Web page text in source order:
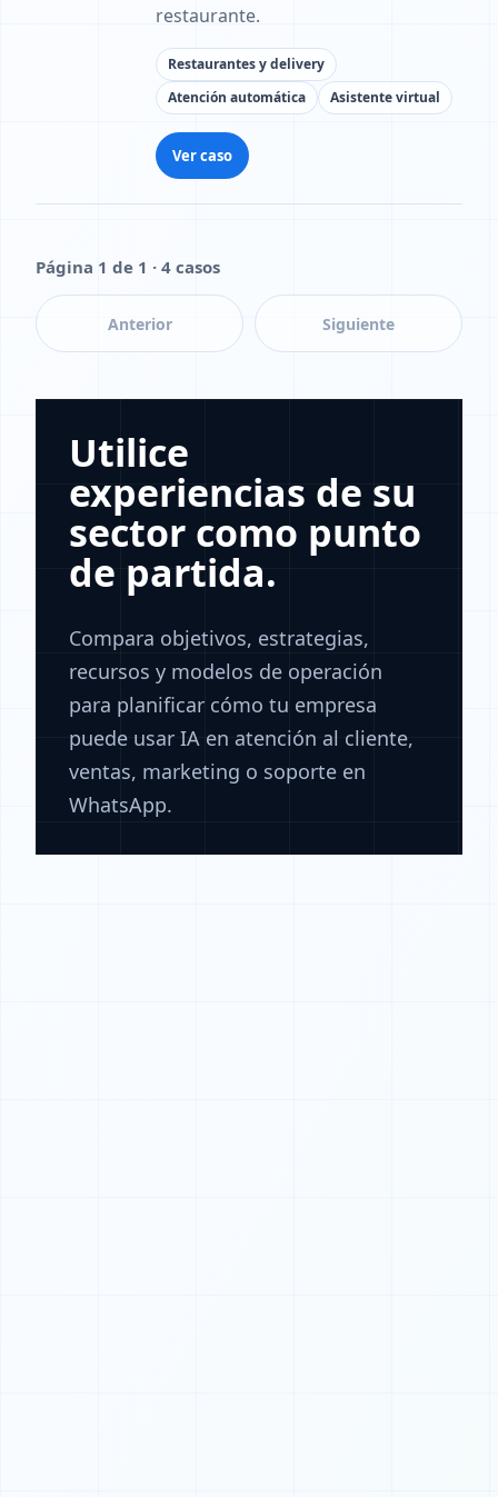
restaurante.
Restaurantes y delivery
Atención automática
Asistente virtual
Ver caso
Página 1 de 1 · 4 casos
Anterior Siguiente
Utilice
experiencias de su
sector como punto
de partida.
Compara objetivos, estrategias,
recursos y modelos de operación
para planificar cómo tu empresa
puede usar IA en atención al cliente,
ventas, marketing o soporte en
WhatsApp.